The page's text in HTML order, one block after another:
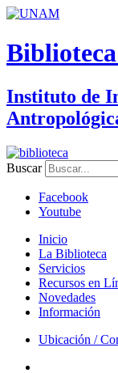
Instituto de
Buscar
Facebook
Youtube
Inicio
La Biblioteca
Servicios
Recursos en
Novedades
Información
Ubicación /